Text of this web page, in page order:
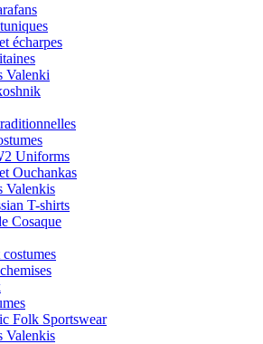
écharpes
Valenki
Uniforms
Ouchankas
Valenkis
T-shirts
Cosaque
costumes
Folk Sportswear
Valenkis